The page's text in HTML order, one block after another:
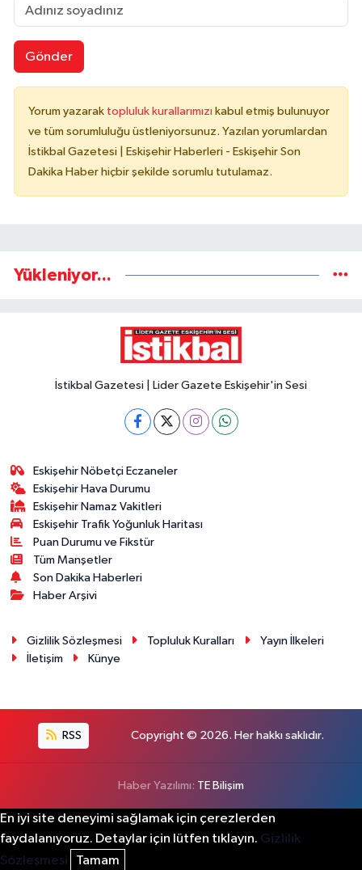
Gönder
Yorum yazarak topluluk kurallarımızı kabul etmiş bulunuyor
ve tüm sorumluluğu üstleniyorsunuz. Yazılan yorumlardan
İstikbal Gazetesi | Eskişehir Haberleri - Eskişehir Son
Dakika Haber hiçbir şekilde sorumlu tutulamaz.
Yükleniyor...
İstikbal Gazetesi | Lider Gazete Eskişehir'in Sesi
Eskişehir Nöbetçi Eczaneler
Eskişehir Hava Durumu
Eskişehir Namaz Vakitleri
Eskişehir Trafik Yoğunluk Haritası
Puan Durumu ve Fikstür
Tüm Manşetler
Son Dakika Haberleri
Haber Arşivi
Gizlilik Sözleşmesi Topluluk Kuralları
Yayın İlkeleri
İletişim
Künye
RSS Copyright © 2026. Her hakkı saklıdır.
Haber Yazılımı: TE Bilişim
En iyi site deneyimi sağlamak için çerezlerden
faydalanıyoruz. Detaylar için lütfen tıklayın. Gizlilik
Sözleşmesi
Tamam